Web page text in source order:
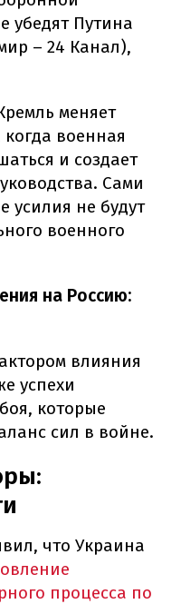
убедят Путина
– 24 Канал),
меняет
военная
и создает
Сами
усилия не будут
военного
на Россию:
влияния
успехи
которые
сил в войне.
что Украина
процесса по